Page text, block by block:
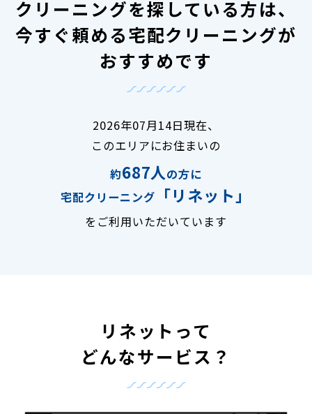
クリーニングを探している方は、
今すぐ頼める宅配クリーニングが
おすすめです
2026年07月14日現在、
このエリアにお住まいの
約687人の方に
宅配クリーニング
「リネット」
をご利用いただいています
リネットって
どんなサービス？